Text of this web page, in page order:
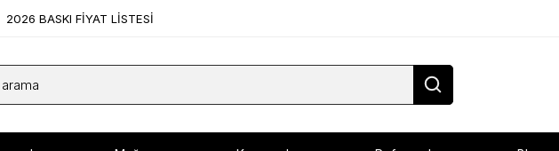
2026 BASKI FİYAT LİSTESİ